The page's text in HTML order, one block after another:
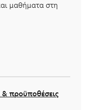
μαθήματα στη
προϋποθέσεις